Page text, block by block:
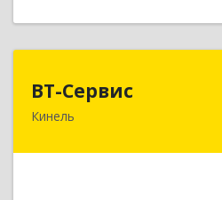
ВТ-Сервис
Кинель
446436, Самарская обл,